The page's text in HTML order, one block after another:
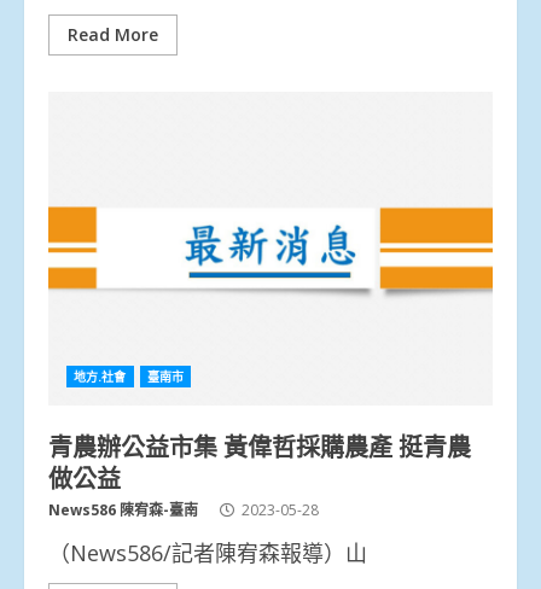
Read More
地方.社會 臺南市
青農辦公益市集 黃偉哲採購農產 挺青農
做公益
News586 陳宥森-臺南 2023-05-28
（News586/記者陳宥森報導）山